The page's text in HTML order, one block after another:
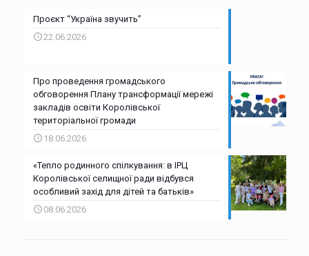
Проєкт “Україна звучить”
22.06.2026
Про проведення громадського
обговорення Плану трансформації мережі
закладів освіти Королівської
територіальної громади
18.06.2026
«Тепло родинного спілкування: в ІРЦ
Королівської селищної ради відбувся
особливий захід для дітей та батьків»
08.06.2026